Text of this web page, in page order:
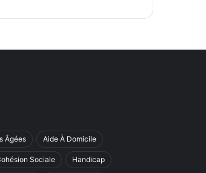
Âgées Aide À Domicile
Sociale Handicap